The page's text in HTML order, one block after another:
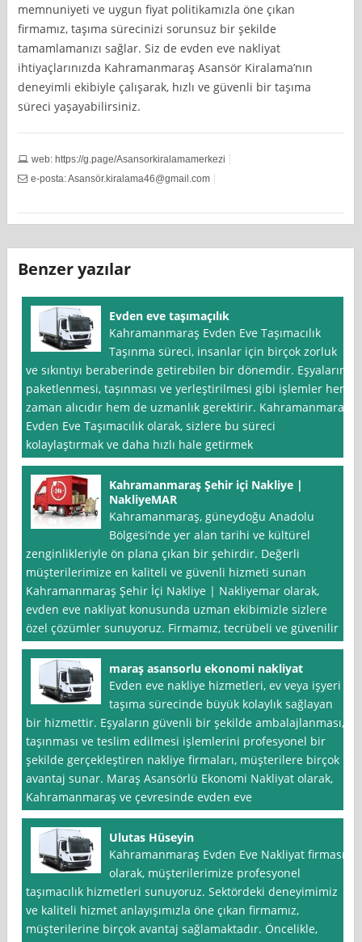
memnuniyeti ve uygun fiyat politikamızla öne çıkan
firmamız, taşıma sürecinizi sorunsuz bir şekilde
tamamlamanızı sağlar. Siz de evden eve nakliyat
ihtiyaçlarınızda Kahramanmaraş Asansör Kiralama’nın
deneyimli ekibiyle çalışarak, hızlı ve güvenli bir taşıma
süreci yaşayabilirsiniz.
web: https://g.page/Asansorkiralamamerkezi
e-posta: Asansör.kiralama46@gmail.com
Benzer yazılar
Evden eve taşımaçılık
Kahramanmaraş Evden Eve Taşımacılık
Taşınma süreci, insanlar için birçok zorluk
ve sıkıntıyı beraberinde getirebilen bir dönemdir. Eşyaların
paketlenmesi, taşınması ve yerleştirilmesi gibi işlemler hem
zaman alıcıdır hem de uzmanlık gerektirir. Kahramanmaraş
Evden Eve Taşımacılık olarak, sizlere bu süreci
kolaylaştırmak ve daha hızlı hale getirmek
Kahramanmaraş Şehir içi Nakliye |
NakliyeMAR
Kahramanmaraş, güneydoğu Anadolu
Bölgesi’nde yer alan tarihi ve kültürel
zenginlikleriyle ön plana çıkan bir şehirdir. Değerli
müşterilerimize en kaliteli ve güvenli hizmeti sunan
Kahramanmaraş Şehir İçi Nakliye | Nakliyemar olarak,
evden eve nakliyat konusunda uzman ekibimizle sizlere
özel çözümler sunuyoruz. Firmamız, tecrübeli ve güvenilir
maraş asansorlu ekonomi nakliyat
Evden eve nakliye hizmetleri, ev veya işyeri
taşıma sürecinde büyük kolaylık sağlayan
bir hizmettir. Eşyaların güvenli bir şekilde ambalajlanması,
taşınması ve teslim edilmesi işlemlerini profesyonel bir
şekilde gerçekleştiren nakliye firmaları, müşterilere birçok
avantaj sunar. Maraş Asansörlü Ekonomi Nakliyat olarak,
Kahramanmaraş ve çevresinde evden eve
Ulutas Hüseyin
Kahramanmaraş Evden Eve Nakliyat firması
olarak, müşterilerimize profesyonel
taşımacılık hizmetleri sunuyoruz. Sektördeki deneyimimiz
ve kaliteli hizmet anlayışımızla öne çıkan firmamız,
müşterilerine birçok avantaj sağlamaktadır. Öncelikle,